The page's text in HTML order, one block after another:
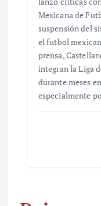
Mexicana de
suspensión del
el futbol
prensa,
integran la Liga
durante meses
especialmente